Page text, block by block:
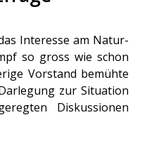
Interesse am Natur-
so gross wie schon
Vorstand bemühte
zur Situation
Diskussionen